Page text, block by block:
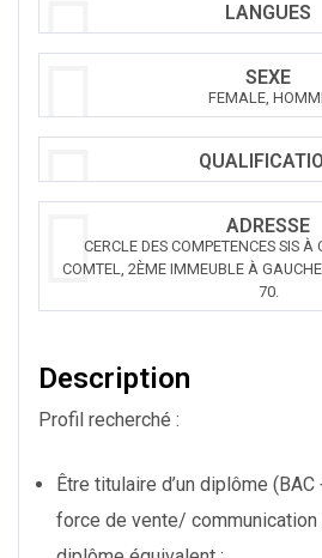
LANGUES
SEXE
FEMALE,
ADRESSE
CERCLE DES COMPETENCES SIS
COMTEL, 2ÈME IMMEUBLE À
70.
Description
Profil recherché :
Être titulaire d’un diplôme
force de vente/